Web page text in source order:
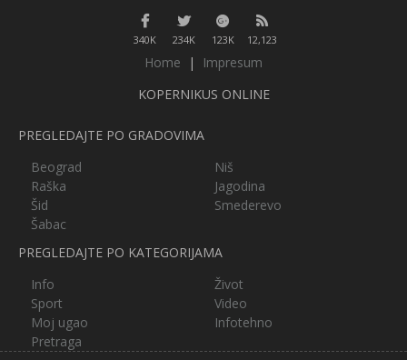
340K 234K 123K 12,123
Home |
Impresum
KOPERNIKUS ONLINE
PREGLEDAJTE PO GRADOVIMA
Beograd
Niš
Raška
Jagodina
Šid
Smederevo
Šabac
PREGLEDAJTE PO KATEGORIJAMA
Info
Život
Sport
Video
Moj ugao
Infotehno
Pretraga